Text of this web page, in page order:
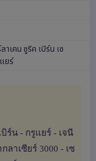
าเคน ซูริค เบิร์น เซ
ยร์
ร์น - กรูแยร์ - เจนี
าเซียร์ 3000 - เซ